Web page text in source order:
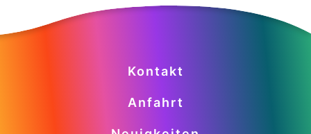
Kontakt
Anfahrt